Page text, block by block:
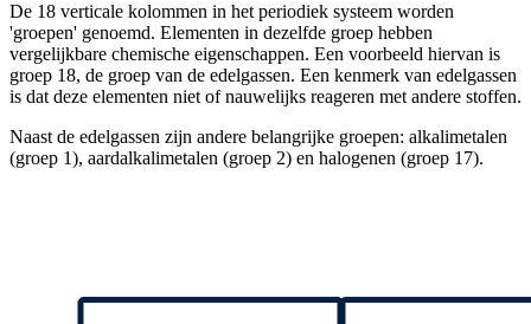
De 18 verticale kolommen in het periodiek systeem worden
'groepen' genoemd. Elementen in dezelfde groep hebben
vergelijkbare chemische eigenschappen. Een voorbeeld hiervan is
groep 18, de groep van de edelgassen. Een kenmerk van edelgassen
is dat deze elementen niet of nauwelijks reageren met andere stoffen.
Naast de edelgassen zijn andere belangrijke groepen: alkalimetalen
(groep 1), aardalkalimetalen (groep 2) en halogenen (groep 17).